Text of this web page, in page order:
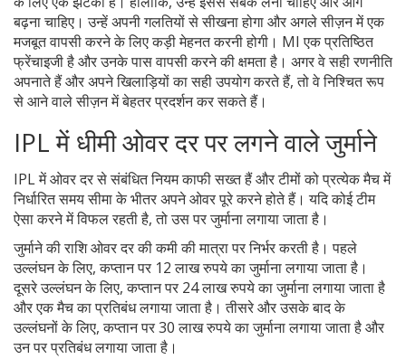
बढ़ना चाहिए। उन्हें अपनी गलतियों से सीखना होगा और अगले सीज़न में एक
मजबूत वापसी करने के लिए कड़ी मेहनत करनी होगी। MI एक प्रतिष्ठित
फ्रेंचाइजी है और उनके पास वापसी करने की क्षमता है। अगर वे सही रणनीति
अपनाते हैं और अपने खिलाड़ियों का सही उपयोग करते हैं, तो वे निश्चित रूप
से आने वाले सीज़न में बेहतर प्रदर्शन कर सकते हैं।
IPL में धीमी ओवर दर पर लगने वाले जुर्माने
IPL में ओवर दर से संबंधित नियम काफी सख्त हैं और टीमों को प्रत्येक मैच में
निर्धारित समय सीमा के भीतर अपने ओवर पूरे करने होते हैं। यदि कोई टीम
ऐसा करने में विफल रहती है, तो उस पर जुर्माना लगाया जाता है।
जुर्माने की राशि ओवर दर की कमी की मात्रा पर निर्भर करती है। पहले
उल्लंघन के लिए, कप्तान पर 12 लाख रुपये का जुर्माना लगाया जाता है।
दूसरे उल्लंघन के लिए, कप्तान पर 24 लाख रुपये का जुर्माना लगाया जाता है
और एक मैच का प्रतिबंध लगाया जाता है। तीसरे और उसके बाद के
उल्लंघनों के लिए, कप्तान पर 30 लाख रुपये का जुर्माना लगाया जाता है और
उन पर प्रतिबंध लगाया जाता है।